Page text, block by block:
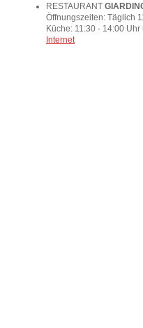
RESTAURANT
Öffnungszeiten: Täglich
Küche: 11:30 - 14:00
Internet